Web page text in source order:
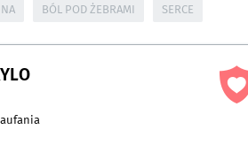
BÓL POD ŻEBRAMI SERCE